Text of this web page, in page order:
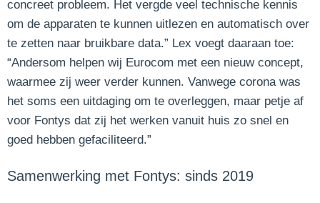
concreet probleem. Het vergde veel technische kennis
om de apparaten te kunnen uitlezen en automatisch over
te zetten naar bruikbare data.” Lex voegt daaraan toe:
“Andersom helpen wij Eurocom met een nieuw concept,
waarmee zij weer verder kunnen. Vanwege corona was
het soms een uitdaging om te overleggen, maar petje af
voor Fontys dat zij het werken vanuit huis zo snel en
goed hebben gefaciliteerd.”
Samenwerking met Fontys: sinds 2019